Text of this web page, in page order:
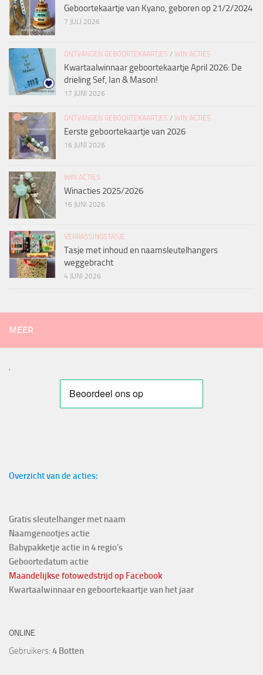
Geboortekaartje van Kyano, geboren op 21/2/2024
7 JULI 2026
ONTVANGEN GEBOORTEKAARTJES / WIN ACTIES
Kwartaalwinnaar geboortekaartje April 2026: De
drieling Sef, Ian & Mason!
17 JUNI 2026
ONTVANGEN GEBOORTEKAARTJES / WIN ACTIES
Eerste geboortekaartje van 2026
16 JUNI 2026
WIN ACTIES
Winacties 2025/2026
16 JUNI 2026
VERRASSINGSTASJE
Tasje met inhoud en naamsleutelhangers
weggebracht
4 JUNI 2026
MEER
'
Overzicht van de acties:
Gratis sleutelhanger met naam
Naamgenootjes actie
Babypakketje actie in 4 regio's
Geboortedatum actie
Maandelijkse fotowedstrijd op Facebook
Kwartaalwinnaar en geboortekaartje van het jaar
ONLINE
Gebruikers: 4 Botten